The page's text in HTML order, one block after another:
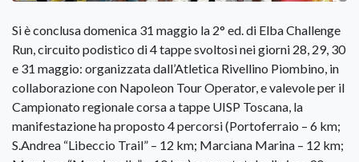
Si è conclusa domenica 31 maggio la 2° ed. di Elba Challenge
Run, circuito podistico di 4 tappe svoltosi nei giorni 28, 29, 30
e 31 maggio: organizzata dall’Atletica Rivellino Piombino, in
collaborazione con Napoleon Tour Operator, e valevole per il
Campionato regionale corsa a tappe UISP Toscana, la
manifestazione ha proposto 4 percorsi (Portoferraio – 6 km;
S.Andrea “Libeccio Trail” – 12 km; Marciana Marina – 12 km;